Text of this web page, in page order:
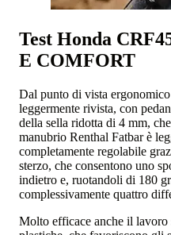
Test Honda
E COMFORT
Dal punto di vista
leggermente rivista, con
della sella ridotta di 4 mm,
manubrio Renthal Fatbar è
completamente regolabile
sterzo, che consentono uno
indietro e, ruotandoli di 180
complessivamente quattro
Molto efficace anche il lavoro